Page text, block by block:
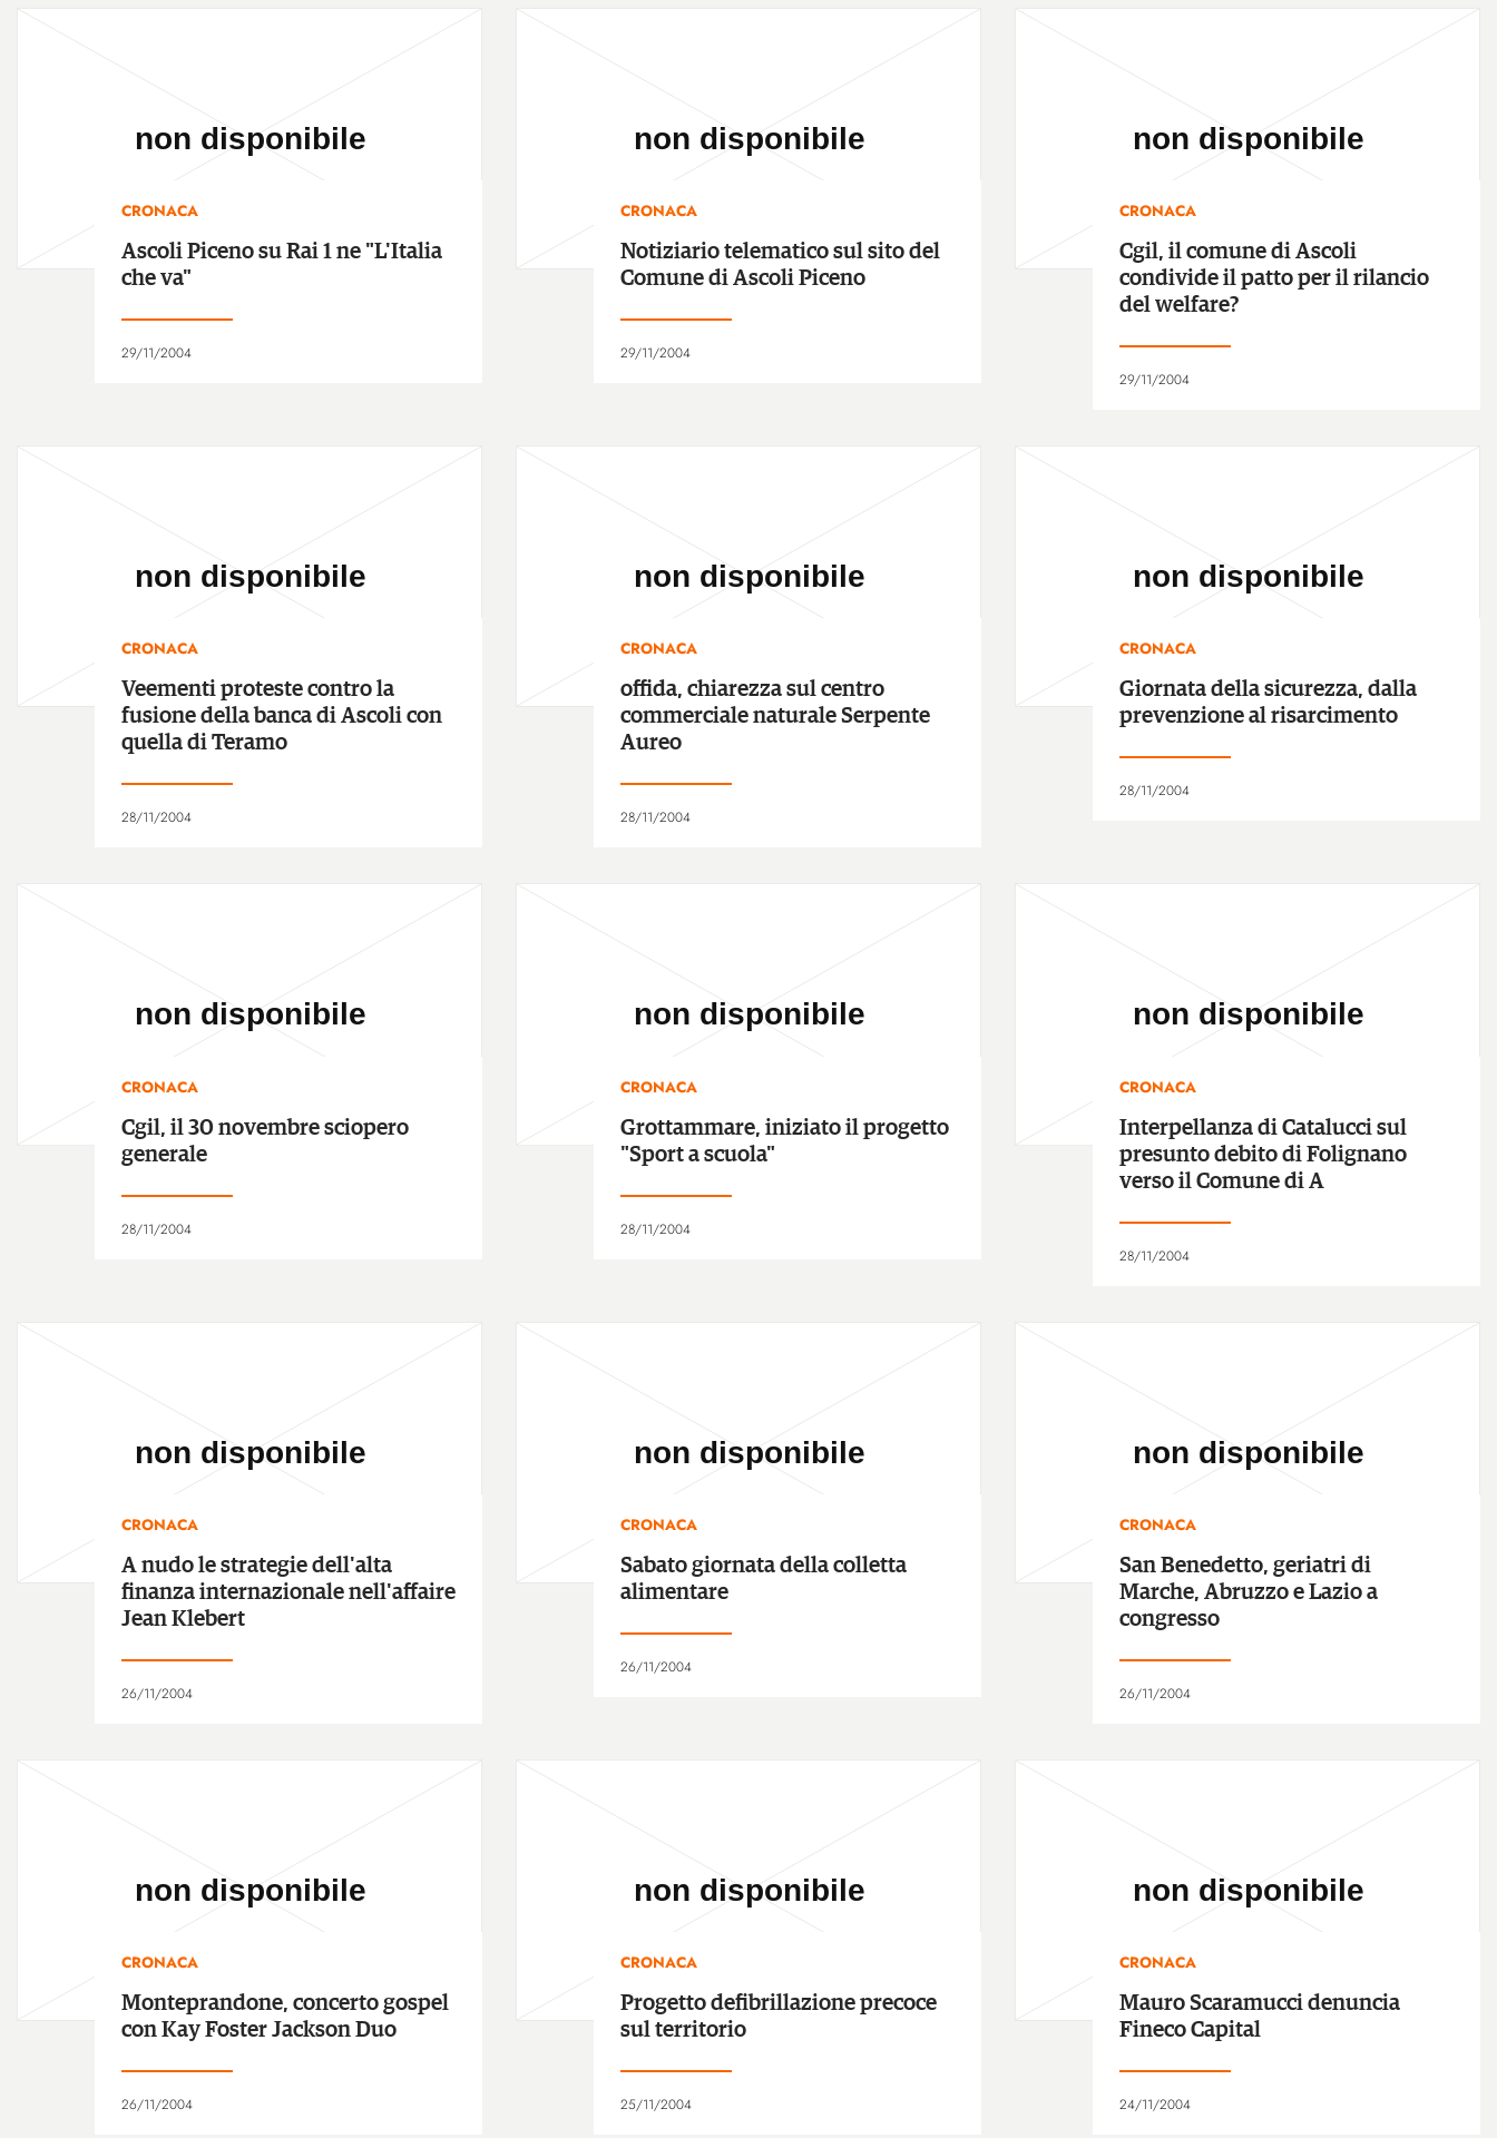
CRONACA
Ascoli Piceno su Rai 1 ne "L'Italia
che va"
29/11/2004
CRONACA
Notiziario telematico sul sito del
Comune di Ascoli Piceno
29/11/2004
CRONACA
Cgil, il comune di Ascoli
condivide il patto per il rilancio
del welfare?
29/11/2004
CRONACA
Veementi proteste contro la
fusione della banca di Ascoli con
quella di Teramo
28/11/2004
CRONACA
offida, chiarezza sul centro
commerciale naturale Serpente
Aureo
28/11/2004
CRONACA
Giornata della sicurezza, dalla
prevenzione al risarcimento
28/11/2004
CRONACA
Cgil, il 30 novembre sciopero
generale
28/11/2004
CRONACA
Grottammare, iniziato il progetto
"Sport a scuola"
28/11/2004
CRONACA
Interpellanza di Catalucci sul
presunto debito di Folignano
verso il Comune di A
28/11/2004
CRONACA
A nudo le strategie dell'alta
finanza internazionale nell'affaire
Jean Klebert
26/11/2004
CRONACA
Sabato giornata della colletta
alimentare
26/11/2004
CRONACA
San Benedetto, geriatri di
Marche, Abruzzo e Lazio a
congresso
26/11/2004
CRONACA
Monteprandone, concerto gospel
con Kay Foster Jackson Duo
26/11/2004
CRONACA
Progetto defibrillazione precoce
sul territorio
25/11/2004
CRONACA
Mauro Scaramucci denuncia
Fineco Capital
24/11/2004